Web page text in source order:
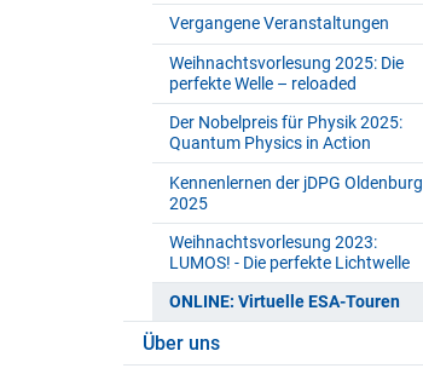
Vergangene Veranstaltungen
Weihnachtsvorlesung 2025: Die
perfekte Welle – reloaded
Der Nobelpreis für Physik 2025:
Quantum Physics in Action
Kennenlernen der jDPG Oldenburg
2025
Weihnachtsvorlesung 2023:
LUMOS! - Die perfekte Lichtwelle
ONLINE: Virtuelle ESA-Touren
Über uns